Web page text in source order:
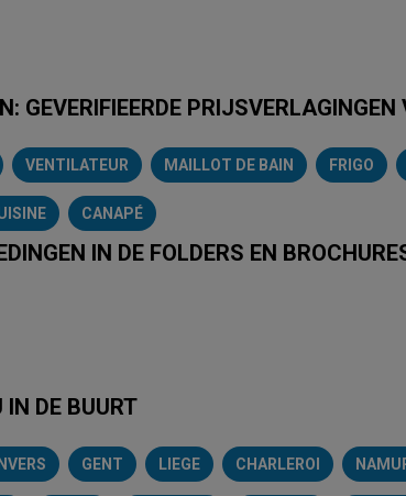
GEVERIFIEERDE
VENTILATEUR MAILLOT DE BAIN FRIGO
CANAPÉ
IN DE FOLDERS EN
DE BUURT
GENT LIEGE CHARLEROI